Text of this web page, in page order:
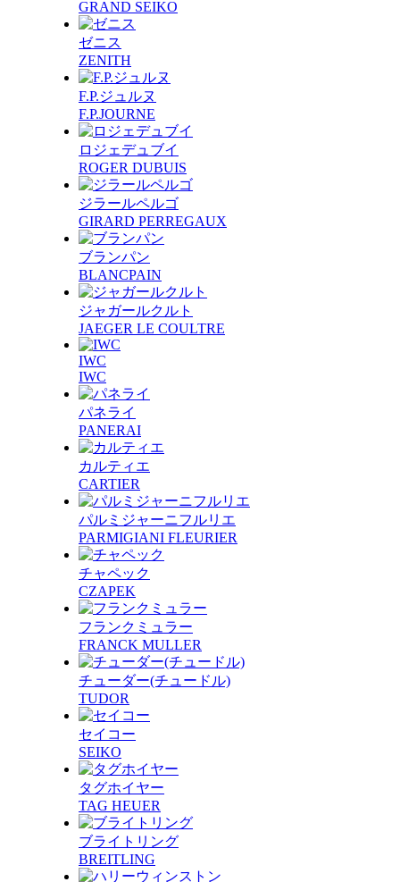
GRAND SEIKO
ゼニス
ZENITH
F.P.ジュルヌ
F.P.JOURNE
ロジェデュブイ
ROGER DUBUIS
ジラールペルゴ
GIRARD PERREGAUX
ブランパン
BLANCPAIN
ジャガールクルト
JAEGER LE COULTRE
IWC
IWC
パネライ
PANERAI
カルティエ
CARTIER
パルミジャーニフルリエ
PARMIGIANI FLEURIER
チャペック
CZAPEK
フランクミュラー
FRANCK MULLER
チューダー(チュードル)
TUDOR
セイコー
SEIKO
タグホイヤー
TAG HEUER
ブライトリング
BREITLING